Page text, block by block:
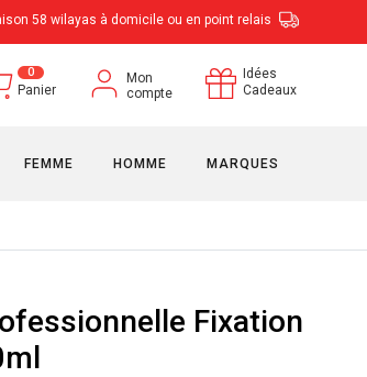
58 wilayas à domicile ou en point relais
0
Panier
Mon
compte
Idées
Cadeaux
FEMME HOMME MARQUES
Fixation